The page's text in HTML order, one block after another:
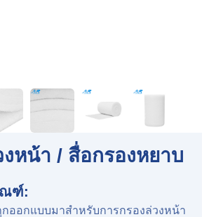
หน้า / สื่อกรองหยาบ
ณฑ์:
กออกแบบมาสำหรับการกรองล่วงหน้า